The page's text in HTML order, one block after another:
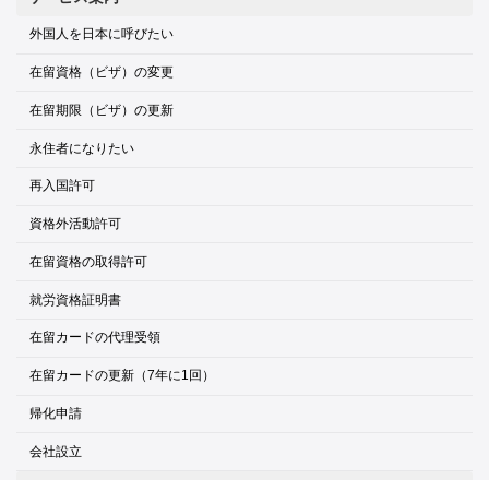
外国人を日本に呼びたい
在留資格（ビザ）の変更
在留期限（ビザ）の更新
永住者になりたい
再入国許可
資格外活動許可
在留資格の取得許可
就労資格証明書
在留カードの代理受領
在留カードの更新（7年に1回）
帰化申請
会社設立